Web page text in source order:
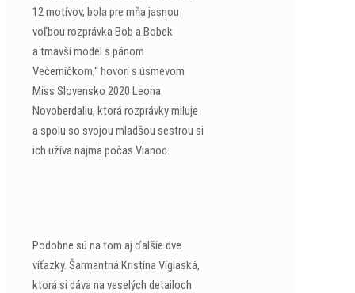
12 motívov, bola pre mňa jasnou
voľbou rozprávka Bob a Bobek
a tmavší model s pánom
Večerníčkom,“ hovorí s úsmevom
Miss Slovensko 2020 Leona
Novoberdaliu, ktorá rozprávky miluje
a spolu so svojou mladšou sestrou si
ich užíva najmä počas Vianoc.
Podobne sú na tom aj ďalšie dve
víťazky. Šarmantná Kristína Víglaská,
ktorá si dáva na veselých detailoch